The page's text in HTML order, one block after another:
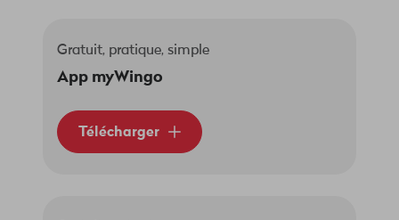
Gratuit, pratique, simple
App myWingo
Télécharger